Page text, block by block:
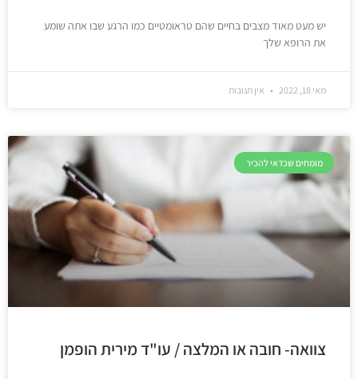
יש מעט מאוד מצבים בחיים שהם טראומטיים כמו הרגע שבו אתה שומע
את הרופא שלך
מאי 18, 2022 אין תגובות
מומחים שכדאי להכיר
צוואה- חובה או המלצה / עו"ד מירית הופמן